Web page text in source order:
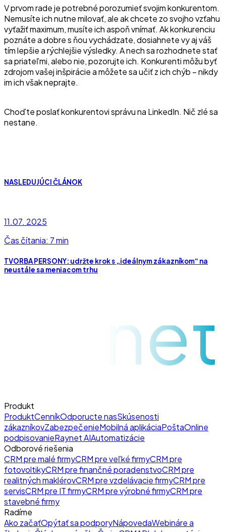
V prvom rade je potrebné porozumieť svojim konkurentom.
Nemusíte ich nutne milovať, ale ak chcete zo svojho vzťahu
vyťažiť maximum, musíte ich aspoň vnímať. Ak konkurenciu
poznáte a dobre s ňou vychádzate, dosiahnete vy aj váš
tím lepšie a rýchlejšie výsledky. A nech sa rozhodnete stať
sa priateľmi, alebo nie, pozorujte ich. Konkurenti môžu byť
zdrojom vašej inšpirácie a môžete sa učiť z ich chýb – nikdy
im ich však neprajte.
Choďte poslať konkurentovi správu na LinkedIn. Nič zlé sa
nestane.
NASLEDUJÚCI ČLÁNOK
11.07. 2025
Čas čítania: 7 min
TVORBA PERSONY: udržte krok s „ideálnym zákazníkom“ na
neustále sa meniacom trhu
raynet
Produkt
ProduktCenníkOdporucte nasSkúsenosti
zákazníkovZabezpečenieMobilná aplikáciaPoštaOnline
podpisovanieRaynet AIAutomatizácie
Odborové riešenia
CRM pre malé firmyCRM pre veľké firmyCRM pre
fotovoltikyCRM pre finančné poradenstvoCRM pre
realitných maklérovCRM pre vzdelávacie firmyCRM pre
servisCRM pre IT firmyCRM pre výrobné firmyCRM pre
stavebné firmy
Radíme
Ako začaťOpýtať sa podporyNápovedaWebináre a